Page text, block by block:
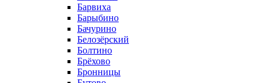
Барвиха
Барыбино
Бачурино
Белозёрский
Болтино
Брёхово
Бронницы